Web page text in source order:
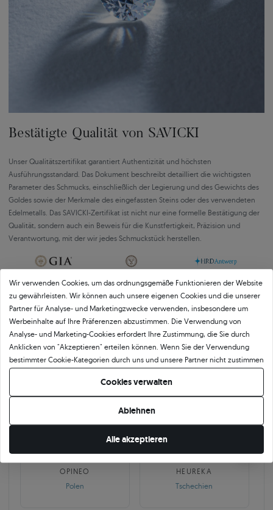
Bestätigte Qualität von SAVICKI
Unser Qualitätszertifikat garantiert Authentizität und höchsten
Ausführungsstandard. Das Dokument beschreibt detailliert die wichtigsten
Parameter des Schmucks, einschließlich der Legierung und des Gewichts des
Goldes sowie der Merkmale des eingefassten Steins oder des verwendeten
Edelmetalls. Das SAVICKI-Zertifikat ist nicht nur eine formelle Bestätigung der
Qualität, sondern auch ein Beweis für die Kunstfertigkeit, Präzision und
Verantwortung, mit der wir jedes Schmuckstück herstellen.
Über11 4845★-Bewertungen in ganz
Europa
GEPRÜFTE BEWERTUNGEN UNSERER KUNDEN
10 468
OPINEO
Polen
252
HEUREKA
Tschechien
Wir verwenden Cookies, um das ordnungsgemäße Funktionieren der Website
zu gewährleisten. Wir können auch unsere eigenen Cookies und die unserer
Partner für Analyse- und Marketingzwecke verwenden, insbesondere um
Werbeinhalte auf Ihre Präferenzen abzustimmen. Die Verwendung von
Analyse- und Marketing-Cookies erfordert Ihre Zustimmung, die Sie durch
Anklicken von "Akzeptieren" erteilen können. Wenn Sie der Verwendung
bestimmter Cookie-Kategorien durch uns und unsere Partner nicht zustimmen
möchten, klicken Sie auf "Lassen Sie mich wählen" und bestimmen Sie Ihre
Präferenzen. Sie können Ihre Zustimmung jederzeit widerrufen, indem Sie
Ihre Cookie-Einstellungen ändern.
Cookies verwalten
Ablehnen
Alle akzeptieren